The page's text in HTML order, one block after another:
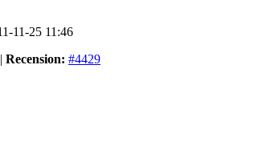
11-25 11:46
| Recension: #4429